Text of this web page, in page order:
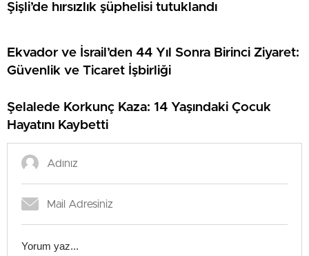
Şişli’de hırsızlık şüphelisi tutuklandı
Ekvador ve İsrail’den 44 Yıl Sonra Birinci Ziyaret:
Güvenlik ve Ticaret İşbirliği
Şelalede Korkunç Kaza: 14 Yaşındaki Çocuk
Hayatını Kaybetti